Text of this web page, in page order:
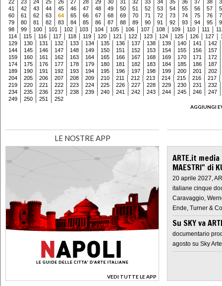
22 23 24 25 26 27 28 29 30 31 32 33 34 35 36 37 38
41
42 43 44 45 46 47 48 49 50 51 52 53 54 55 56 57
60
61 62 63 64 65 66 67 68 69 70 71 72 73 74 75 76
79
80 81 82 83 84 85 86 87 88 89 90 91 92 93 94 95
98
99 100 101 102 103 104 105 106 107 108 109 110 111
114
115 116 117 118 119 120 121 122 123 124 125 126 127
129
130 131 132 133 134 135 136 137 138 139 140 141
142
144
145 146 147 148 149 150 151 152 153 154 155 156
157
159
160 161 162 163 164 165 166 167 168 169 170 171
172
174
175 176 177 178 179 180 181 182 183 184 185 186
187
189
190 191 192 193 194 195 196 197 198 199 200 201
202
204
205 206 207 208 209 210 211 212 213 214 215 216
217
219
220 221 222 223 224 225 226 227 228 229 230 231
232
234
235 236 237 238 239 240 241 242 243 244 245 246
247
249
250 251
252
AGGIUNGI
LE NOSTRE APP
VEDI TUTTE LE APP
>
ARTE.it
MAESTRI" di
20 aprile 2027,
italiane cinque
Caravaggio,
Ende, Turner &
Su SKY va
documentario
agosto su Sky Arte